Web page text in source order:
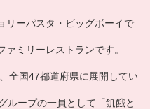
リーパスタ・ビッグボーイで
ミリーレストランです。
全国47都道府県に展開してい
ループの一員として「飢餓と